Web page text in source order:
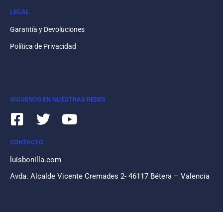
LEGAL
Garantía y Devoluciones
Política de Privacidad
SÍGUENOS EN NUESTRAS REDES
CONTACTO
luisbonilla.com
Avda. Alcalde Vicente Cremades 2- 46117 Bétera – Valencia